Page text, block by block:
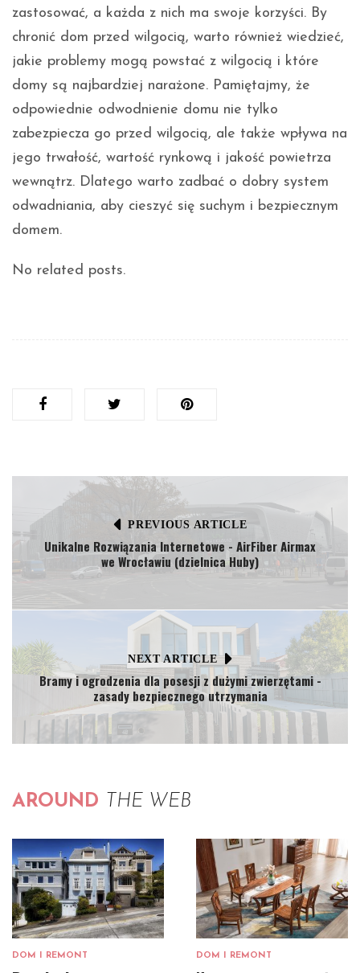
zastosować, a każda z nich ma swoje korzyści. By
chronić dom przed wilgocią, warto również wiedzieć,
jakie problemy mogą powstać z wilgocią i które
domy są najbardziej narażone. Pamiętajmy, że
odpowiednie odwodnienie domu nie tylko
zabezpiecza go przed wilgocią, ale także wpływa na
jego trwałość, wartość rynkową i jakość powietrza
wewnątrz. Dlatego warto zadbać o dobry system
odwadniania, aby cieszyć się suchym i bezpiecznym
domem.
No related posts.
PREVIOUS ARTICLE
Unikalne Rozwiązania Internetowe - AirFiber Airmax
we Wrocławiu (dzielnica Huby)
NEXT ARTICLE
Bramy i ogrodzenia dla posesji z dużymi zwierzętami -
zasady bezpiecznego utrzymania
AROUND THE WEB
DOM I REMONT DOM I REMONT